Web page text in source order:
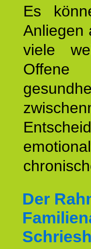
Es
Anliegen
viele
Der